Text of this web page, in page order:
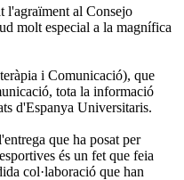
l'agraïment al Consejo
molt especial a la magnífica
i Comunicació), que
tota la informació
d'Espanya Universitaris.
que ha posat per
és un fet que feia
col·laboració que han